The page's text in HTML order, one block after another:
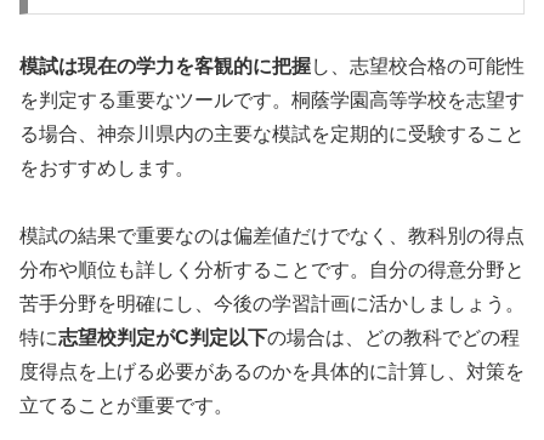
模試は現在の学力を客観的に把握し、志望校合格の可能性
を判定する重要なツールです。桐蔭学園高等学校を志望す
る場合、神奈川県内の主要な模試を定期的に受験すること
をおすすめします。
模試の結果で重要なのは偏差値だけでなく、教科別の得点
分布や順位も詳しく分析することです。自分の得意分野と
苦手分野を明確にし、今後の学習計画に活かしましょう。
特に志望校判定がC判定以下の場合は、どの教科でどの程
度得点を上げる必要があるのかを具体的に計算し、対策を
立てることが重要です。